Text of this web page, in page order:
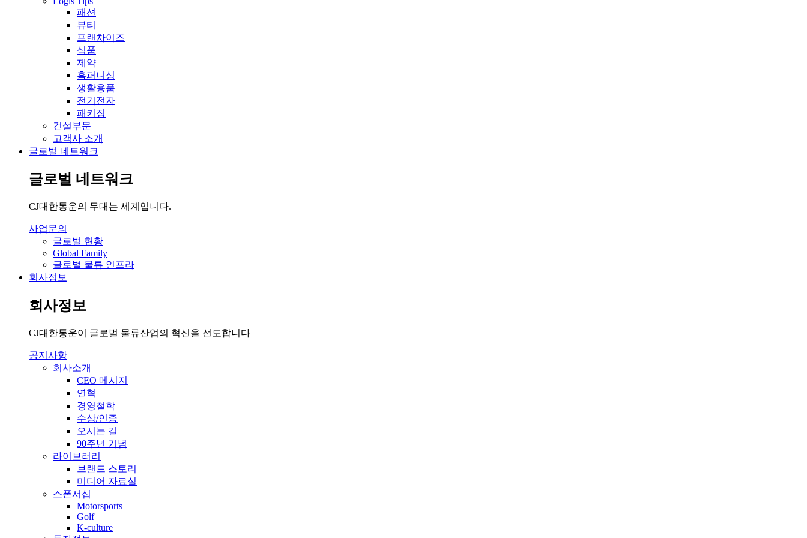
패션
뷰티
프랜차이즈
식품
제약
홈퍼니싱
생활용품
전기전자
패키징
건설부문
고객사 소개
글로벌 네트워크
글로벌 네트워크
CJ대한통운의 무대는 세계입니다.
사업문의
글로벌 현황
Global Family
글로벌 물류 인프라
회사정보
회사정보
CJ대한통운이 글로벌 물류산업의 혁신을 선도합니다
공지사항
회사소개
CEO 메시지
연혁
경영철학
수상/인증
오시는 길
90주년 기념
라이브러리
브랜드 스토리
미디어 자료실
스폰서십
Motorsports
Golf
K-culture